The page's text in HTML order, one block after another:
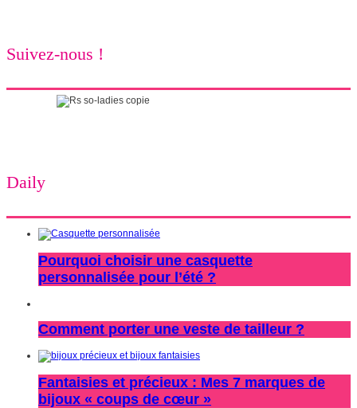
Suivez-nous !
Daily
Pourquoi choisir une casquette
personnalisée pour l’été ?
Comment porter une veste de tailleur ?
Fantaisies et précieux : Mes 7 marques de
bijoux « coups de cœur »